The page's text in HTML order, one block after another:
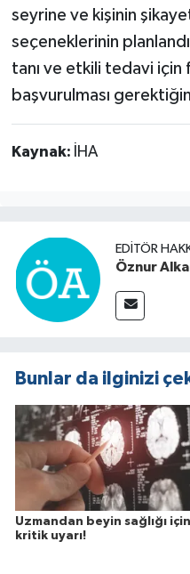
seyrine ve kişinin
seçeneklerinin
tanı ve etkili tedavi için
başvurulması
Kaynak: İHA
EDITÖR
Öznur
Bunlar da ilginizi
Uzmandan beyin sağlığı için
kritik uyarı!